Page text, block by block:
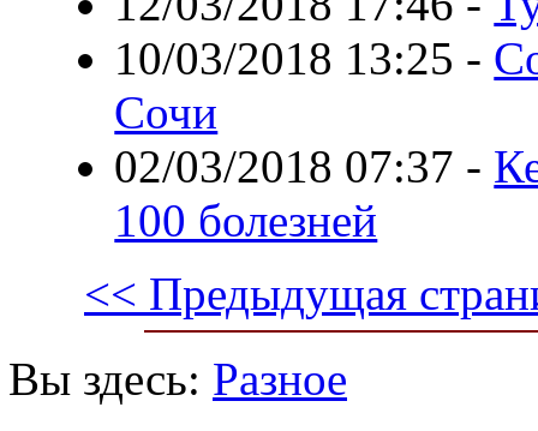
10/03/2018 13:25 -
Сочи
02/03/2018 07:37 -
100 болезней
<< Предыдущая
Вы здесь: Разное